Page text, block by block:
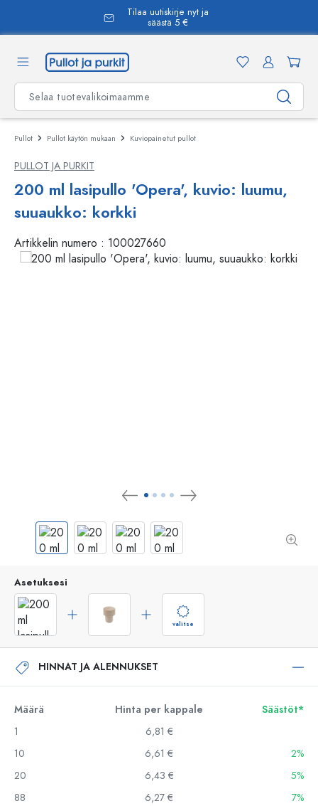
Tilaa uutiskirje nyt ja
säästä 5 €
Pullot Pullot käytön mukaan Kuviopainetut pullot
PULLOT JA PURKIT
200 ml lasipullo 'Opera', kuvio: luumu,
suuaukko: korkki
Artikkelin numero : 100027660
Asetuksesi
valitse
HINNAT JA ALENNUKSET
Määrä Hinta per kappale
Säästöt*
1
6,81 €
10
6,61 €
2%
20
6,43 €
5%
88
6,27 €
7%